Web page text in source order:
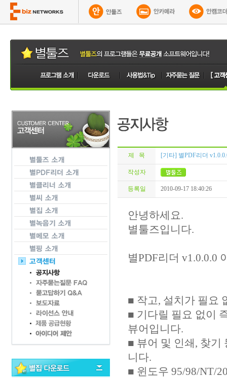
제 목 [기타] 별PDF리더
작성자
등록일 2010-09-17 18:40:26
안녕하세요.
별툴즈입니다.
별PDF리더 v1.0.0.0
■ 작고, 설치가 필요
■ 기다릴 필요 없이
뷰어입니다.
■ 뷰어 및 인쇄, 찾기
니다.
■ 윈도우 95/98/NT/